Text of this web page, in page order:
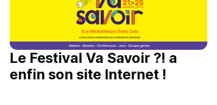
Le Festival Va Savoir ?! a
enfin son site Internet !